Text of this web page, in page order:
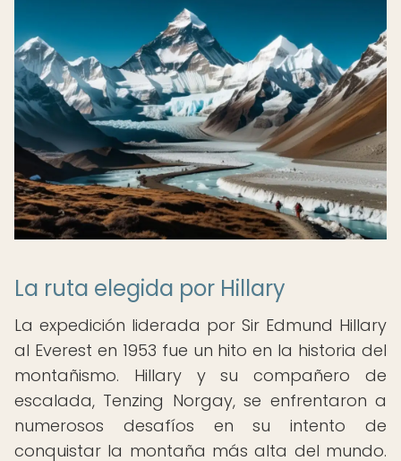
La ruta elegida por Hillary
La expedición liderada por Sir Edmund Hillary
al Everest en 1953 fue un hito en la historia del
montañismo. Hillary y su compañero de
escalada, Tenzing Norgay, se enfrentaron a
numerosos desafíos en su intento de
conquistar la montaña más alta del mundo.